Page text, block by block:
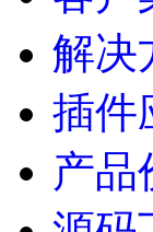
解决
插件
产品